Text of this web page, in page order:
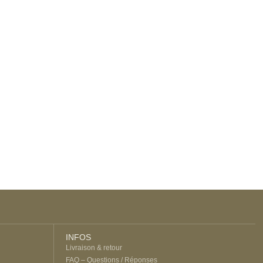
INFOS
Livraison & retour
FAQ – Questions / Réponses